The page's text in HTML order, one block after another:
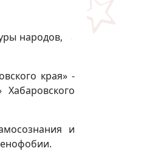
народов,
края» -
и